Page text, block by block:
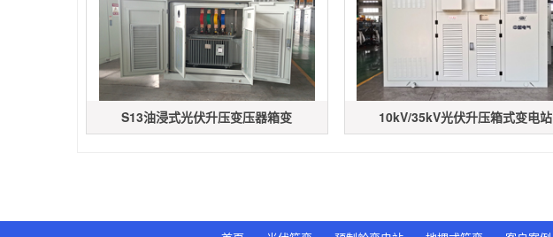
S13油浸式光伏升压变压器箱变 10kV/35kV光伏升压箱式变电站